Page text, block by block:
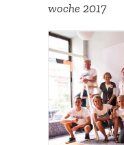
woche 2017